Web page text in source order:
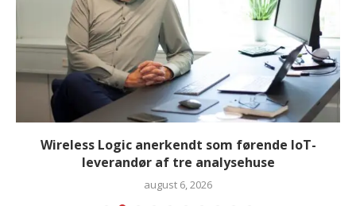
Wireless Logic anerkendt som førende IoT-
leverandør af tre analysehuse
august 6, 2026